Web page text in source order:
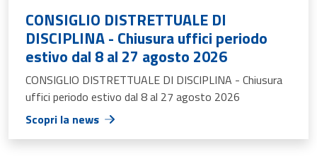
CONSIGLIO DISTRETTUALE DI
DISCIPLINA - Chiusura uffici periodo
estivo dal 8 al 27 agosto 2026
CONSIGLIO DISTRETTUALE DI DISCIPLINA - Chiusura
uffici periodo estivo dal 8 al 27 agosto 2026
Scopri la news